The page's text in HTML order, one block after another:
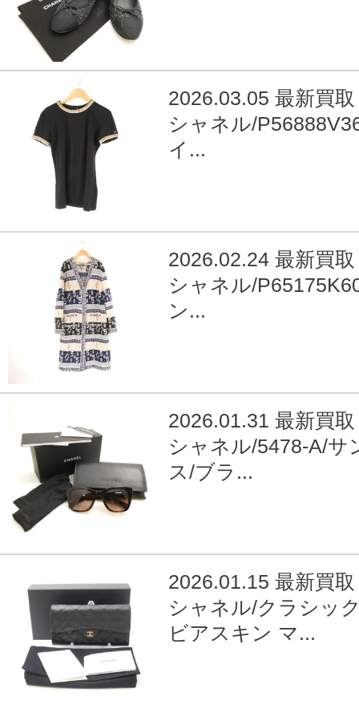
2026.03.05 最新買取
シャネル/
イ...
2026.02.24 最新買取
シャネル/
ン...
2026.01.31 最新買取
シャネル/5478-A/サ
ス/ブラ...
2026.01.15 最新買取
シャネル/クラシッ
ビアスキン マ...